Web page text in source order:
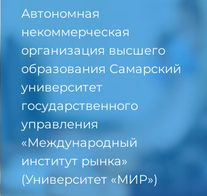
Автономная
некоммерческая
организация высшего
образования Самарский
университет
государственного
управления
«Международный
институт рынка»
(Университет «МИР»)